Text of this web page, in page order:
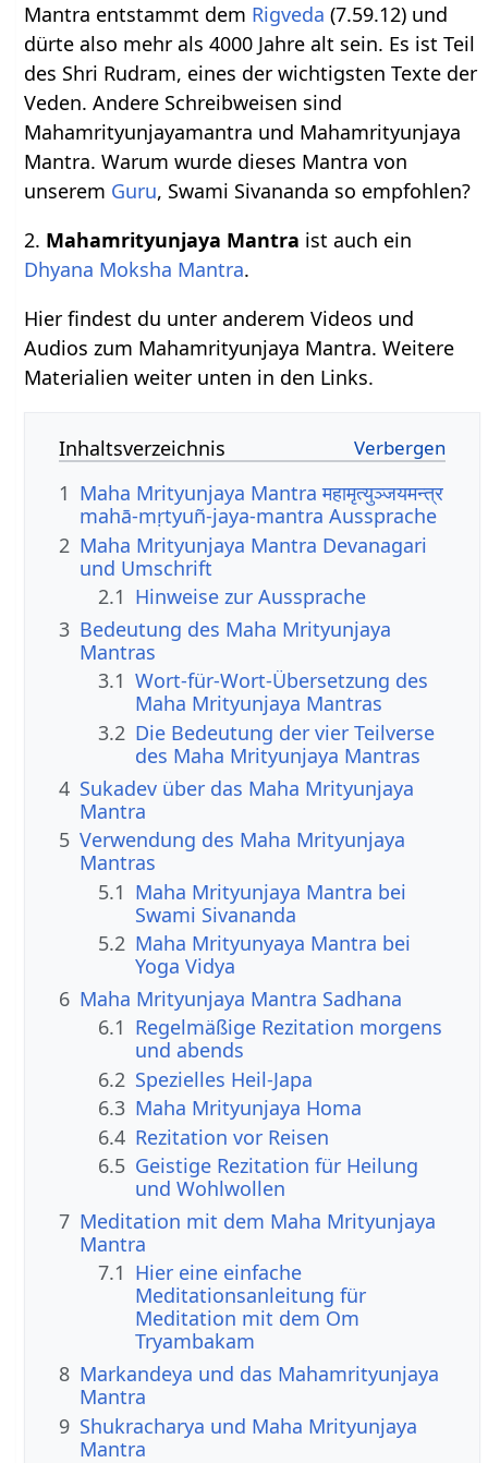
Mantra entstammt dem Rigveda (7.59.12) und
dürte also mehr als 4000 Jahre alt sein. Es ist Teil
des Shri Rudram, eines der wichtigsten Texte der
Veden. Andere Schreibweisen sind
Mahamrityunjayamantra und Mahamrityunjaya
Mantra. Warum wurde dieses Mantra von
unserem Guru, Swami Sivananda so empfohlen?
2. Mahamrityunjaya Mantra ist auch ein
Dhyana Moksha Mantra.
Hier findest du unter anderem Videos und
Audios zum Mahamrityunjaya Mantra. Weitere
Materialien weiter unten in den Links.
Inhaltsverzeichnis
1 Maha Mrityunjaya Mantra महामृत्युञ्जयमन्त्र
mahā-mṛtyuñ-jaya-mantra Aussprache
2 Maha Mrityunjaya Mantra Devanagari
und Umschrift
2.1 Hinweise zur Aussprache
3 Bedeutung des Maha Mrityunjaya
Mantras
3.1 Wort-für-Wort-Übersetzung des
Maha Mrityunjaya Mantras
3.2 Die Bedeutung der vier Teilverse
des Maha Mrityunjaya Mantras
4 Sukadev über das Maha Mrityunjaya
Mantra
5 Verwendung des Maha Mrityunjaya
Mantras
5.1 Maha Mrityunjaya Mantra bei
Swami Sivananda
5.2 Maha Mrityunyaya Mantra bei
Yoga Vidya
6 Maha Mrityunjaya Mantra Sadhana
6.1 Regelmäßige Rezitation morgens
und abends
6.2 Spezielles Heil-Japa
6.3 Maha Mrityunjaya Homa
6.4 Rezitation vor Reisen
6.5 Geistige Rezitation für Heilung
und Wohlwollen
7 Meditation mit dem Maha Mrityunjaya
Mantra
7.1 Hier eine einfache
Meditationsanleitung für
Meditation mit dem Om
Tryambakam
8 Markandeya und das Mahamrityunjaya
Mantra
9 Shukracharya und Maha Mrityunjaya
Mantra